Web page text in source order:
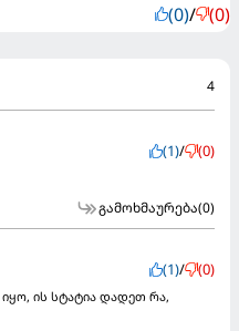
(0)/ (0)
4
(1)/ (0)
გამოხმაურება(0)
(1)/ (0)
ის სტატია დადეთ რა,